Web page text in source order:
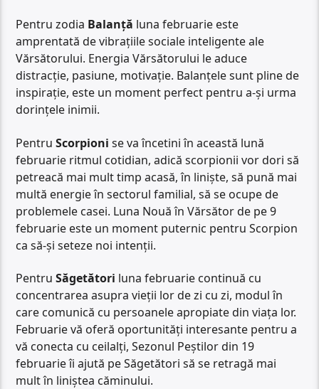
Pentru zodia Balanță luna februarie este
amprentată de vibrațiile sociale inteligente ale
Vărsătorului. Energia Vărsătorului le aduce
distracție, pasiune, motivație. Balanțele sunt pline de
inspirație, este un moment perfect pentru a-și urma
dorințele inimii.
PentruScorpioni se va încetini în această lună
februarie ritmul cotidian, adică scorpionii vor dori să
petreacă mai mult timp acasă, în liniște, să pună mai
multă energie în sectorul familial, să se ocupe de
problemele casei. Luna Nouă în Vărsător de pe 9
februarie este un moment puternic pentru Scorpion
ca să-și seteze noi intenții.
PentruSăgetători luna februarie continuă cu
concentrarea asupra vieții lor de zi cu zi, modul în
care comunică cu persoanele apropiate din viața lor.
Februarie vă oferă oportunități interesante pentru a
vă conecta cu ceilalți, Sezonul Peștilor din 19
februarie îi ajută pe Săgetători să se retragă mai
mult în liniștea căminului.